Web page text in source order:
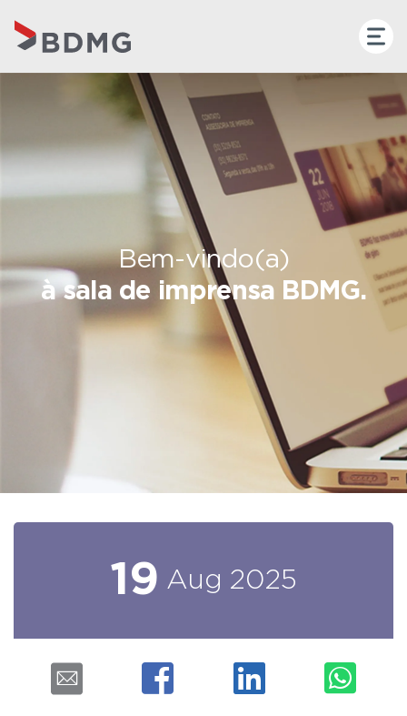
Bem-vindo(a)
à sala de imprensa BDMG.
19 Aug 2025